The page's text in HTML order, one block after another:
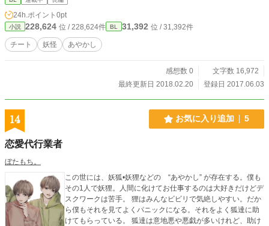
のハートが砕け散っちゃうので。
24h.ポイント 0pt
小説 228,624 位 / 228,624件 BL 31,392 位 / 31,392件
チート 妖怪 あやかし
感想数 0
文字数 16,972
最終更新日 2018.02.20
登録日 2017.06.03
14 お気に入り追加 5
恋愛代行業者
ぼたもち。
この世には、妖狐•妖狸などの “あやかし” が存在する。僕も
その1人で妖狸。人間に化けてお仕事するのは大好きだけどデ
スクワークは苦手。 狸はみんなビビリで気絶しやすい。だか
ら僕もそれを見てよくパニックになる。それをよく狐達に助
けてもらっている。 狐達は意地悪や悪戯が多いけれど、助け